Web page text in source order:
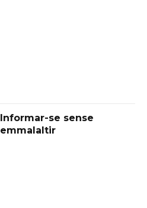
Informar-se sense
emmalaltir